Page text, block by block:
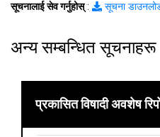
सूचनालाई सेव गर्नुहोस्: सूचना
अन्य सम्बन्धित सूचनाहरू
प्रकासित विषादी अवशेष